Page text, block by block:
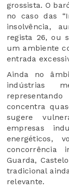
grossista. O
no caso das
insolvência,
regista 26, ou
um ambiente
entrada
Ainda no
indústrias
concentra
sugere
empresas
energéticos,
concorrência
Guarda,
tradicional
relevante.